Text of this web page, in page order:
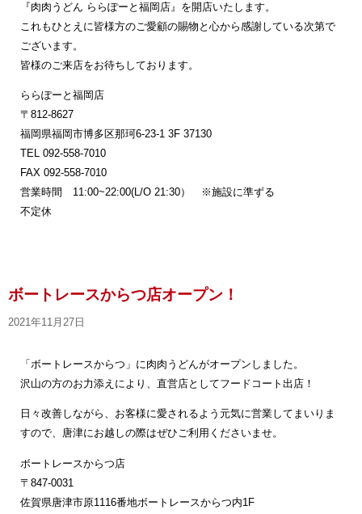
『肉肉うどん ららぽーと福岡店』を開店いたします。
これもひとえに皆様方のご愛顧の賜物と心から感謝している次第で
ございます。
皆様のご来店をお待ちしております。
ららぽーと福岡店
〒812-8627
福岡県福岡市博多区那珂6-23-1 3F 37130
TEL 092-558-7010
FAX 092-558-7010
営業時間 11:00~22:00(L/O 21:30） ※施設に準ずる
不定休
ボートレースからつ店オープン！
2021年11月27日
「ボートレースからつ」に肉肉うどんがオープンしました。
沢山の方のお力添えにより、直営店としてフードコート出店！
日々改善しながら、お客様に愛されるよう元気に営業してまいりま
すので、唐津にお越しの際はぜひご利用くださいませ。
ボートレースからつ店
〒847-0031
佐賀県唐津市原1116番地ボートレースからつ内1F